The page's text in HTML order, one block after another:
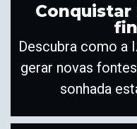
Conquistar
Descubra como a
gerar novas
sonhada